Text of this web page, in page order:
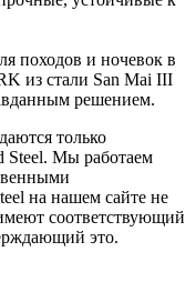
походов и ночевок в
из стали San Mai III
решением.
только
Мы работаем
на нашем сайте не
соответствующий
это.